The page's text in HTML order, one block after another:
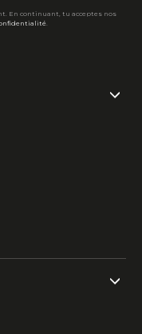
En continuant, tu acceptes nos
.